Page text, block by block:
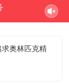
奥林匹克精